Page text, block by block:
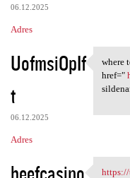
06.12.2025
Adres
UofmsiOpIf
t
06.12.2025
Adres
where
where
href="
https://